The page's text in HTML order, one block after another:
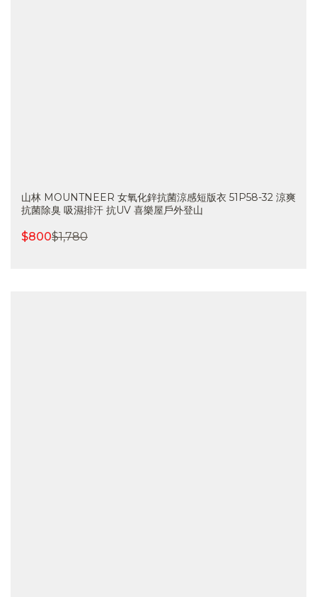
山林 MOUNTNEER 女氧化鋅抗菌涼感短版衣 51P58-32 涼爽
抗菌除臭 吸濕排汗 抗UV 喜樂屋戶外登山
$800$1,780